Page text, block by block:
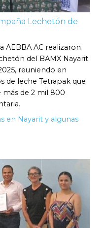
Lechetón de
AEBBA AC realizaron
del BAMX Nayarit
reuniendo en
de leche Tetrapak que
más de 2 mil 800
en Nayarit y algunas